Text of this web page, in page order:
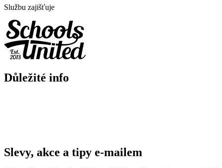
Službu zajišťuje
Důležité info
Slevy, akce a tipy e-mailem